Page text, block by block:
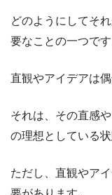
どのようにしてそ
要なことの一つです
直観やアイデアは
それは、その直感
の理想としている
ただし、直観やア